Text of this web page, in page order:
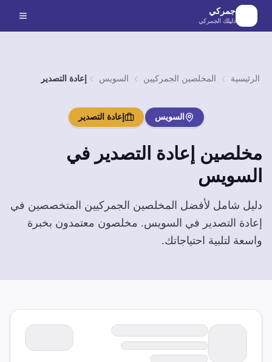
الانتقال إلى المحتوى الرئيسي
جمركي
دليلك الجمركي
الرئيسية المخلصين الجمركيين السويس إعادة التصدير
السويس إعادة التصدير
مخلصين إعادة التصدير في
السويس
دليل شامل لأفضل المخلصين الجمركيين المتخصصين في
إعادة التصدير في السويس. مخلصون معتمدون بخبرة
واسعة لتلبية احتياجاتك.